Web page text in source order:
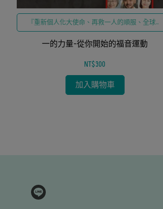
『重新個人化大使命、再救一人的順服、全球宣
教動員、聖靈屬靈覺醒』為核心，精準對接『基
督徒如何傳福音、教會宣教策略、實踐天國呼
一的力量-從你開始的福音運動
NT$300
加入購物車